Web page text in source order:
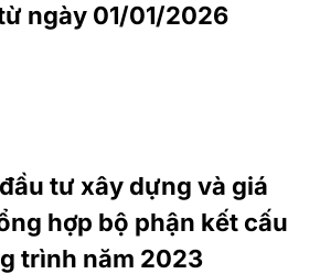
ngày 01/01/2026
tư xây dựng và giá
hợp bộ phận kết cấu
trình năm 2023